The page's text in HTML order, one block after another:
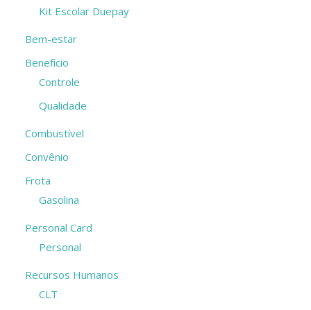
Kit Escolar Duepay
Bem-estar
Benefício
Controle
Qualidade
Combustível
Convênio
Frota
Gasolina
Personal Card
Personal
Recursos Humanos
CLT